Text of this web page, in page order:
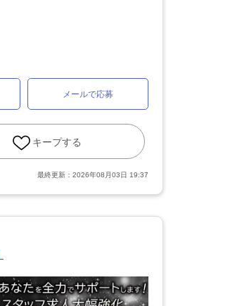
メールで応募
キープする
最終更新： 2026年08月03日 19:37